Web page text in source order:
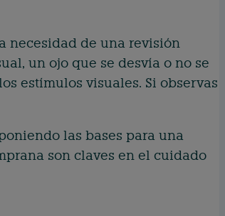
necesidad de una revisión
un ojo que se desvía o no se
estímulos visuales. Si observas
las bases para una
son claves en el cuidado